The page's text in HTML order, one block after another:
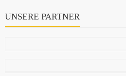
UNSERE PARTNER